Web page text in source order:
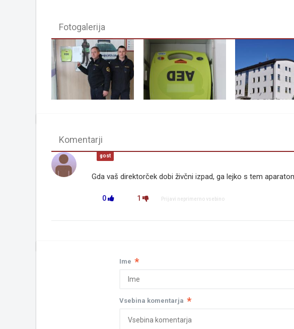
Fotogalerija
Komentarji
gost
Gda vaš direktorček dobi živčni izpad, ga lejko s tem
0 1 Prijavi neprimerno vsebino
Ime *
Vsebina komentarja *